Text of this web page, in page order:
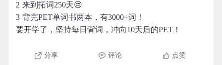
2 来到拓词250天😢
3 背完PET单词书两本，有3000+词！
要开学了，坚持每日背词，冲向10天后的PET！
分享 评论 点赞